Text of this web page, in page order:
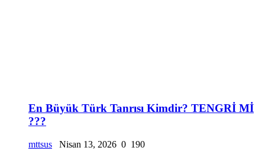
En Büyük Türk Tanrısı Kimdir? TENGRİ Mİ
???
mttsus Nisan 13, 2026 0 190